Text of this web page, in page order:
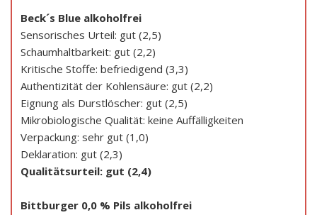
Beck´s Blue alkoholfrei
Sensorisches Urteil: gut (2,5)
Schaumhaltbarkeit: gut (2,2)
Kritische Stoffe: befriedigend (3,3)
Authentizität der Kohlensäure: gut (2,2)
Eignung als Durstlöscher: gut (2,5)
Mikrobiologische Qualität: keine Auffälligkeiten
Verpackung: sehr gut (1,0)
Deklaration: gut (2,3)
Qualitätsurteil: gut (2,4)
Bittburger 0,0 % Pils alkoholfrei